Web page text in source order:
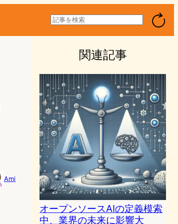
検
索
Ami
関連記事
オープンソースAIの定義模索
中、業界の未来に影響大